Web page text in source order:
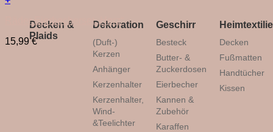
Decken &
Plaids
Dekoration
(Duft-)
Kerzen
Anhänger
Kerzenhalter
Kerzenhalter,
Wind-
&Teelichter
Geschirr
Besteck
Butter- &
Zuckerdosen
Eierbecher
Kannen &
Zubehör
Karaffen
Decken
Fußmatten
Handtücher
Kissen
Räder Eierbecherset „Herz“
15,99€